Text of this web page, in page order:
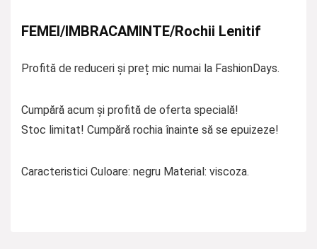
FEMEI/IMBRACAMINTE/Rochii Lenitif
Profită de reduceri și preț mic numai la FashionDays.
Cumpără acum și profită de oferta specială!
Stoc limitat! Cumpără rochia înainte să se epuizeze!
Caracteristici Culoare: negru Material: viscoza.